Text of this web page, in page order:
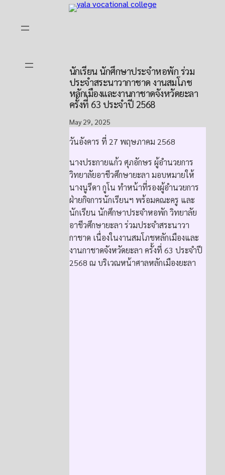
นักเรียน นักศึกษาประจำหอพัก ร่วม
ประจำสระนาวากาชาด งานสมโภช
หลักเมืองและงานกาชาดจังหวัดยะลา
ครั้งที่ 63 ประจำปี 2568
May 29, 2025
วันอังคาร ที่ 27 พฤษภาคม 2568
นางประกายแก้ว ศุภอักษร ผู้อำนวยการ
วิทยาลัยอาชีวศึกษายะลา มอบหมายให้
นางนูรีดา กูโน ทำหน้าที่รองผู้อำนวยการ
ฝ่ายกิจการนักเรียนฯ พร้อมคณะครู และ
นักเรียน นักศึกษาประจำหอพัก วิทยาลัย
อาชีวศึกษายะลา ร่วมประจำสระนาวา
กาชาด เนื่องในงานสมโภชหลักเมืองและ
งานกาชาดจังหวัดยะลา ครั้งที่ 63 ประจำปี
2568 ณ บริเวณหน้าศาลหลักเมืองยะลา